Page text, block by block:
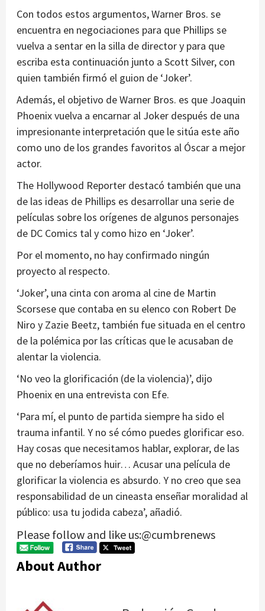
Con todos estos argumentos, Warner Bros. se
encuentra en negociaciones para que Phillips se
vuelva a sentar en la silla de director y para que
escriba esta continuación junto a Scott Silver, con
quien también firmó el guion de ‘Joker’.
Además, el objetivo de Warner Bros. es que Joaquin
Phoenix vuelva a encarnar al Joker después de una
impresionante interpretación que le sitúa este año
como uno de los grandes favoritos al Óscar a mejor
actor.
The Hollywood Reporter destacó también que una
de las ideas de Phillips es desarrollar una serie de
películas sobre los orígenes de algunos personajes
de DC Comics tal y como hizo en ‘Joker’.
Por el momento, no hay confirmado ningún
proyecto al respecto.
‘Joker’, una cinta con aroma al cine de Martin
Scorsese que contaba en su elenco con Robert De
Niro y Zazie Beetz, también fue situada en el centro
de la polémica por las críticas que le acusaban de
alentar la violencia.
‘No veo la glorificación (de la violencia)’, dijo
Phoenix en una entrevista con Efe.
‘Para mí, el punto de partida siempre ha sido el
trauma infantil. Y no sé cómo puedes glorificar eso.
Hay cosas que necesitamos hablar, explorar, de las
que no deberíamos huir… Acusar una película de
glorificar la violencia es absurdo. Y no creo que sea
responsabilidad de un cineasta enseñar moralidad al
público: usa tu jodida cabeza’, añadió.
Please follow and like us:@cumbrenews
About Author